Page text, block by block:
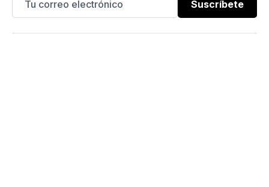
Suscríbete